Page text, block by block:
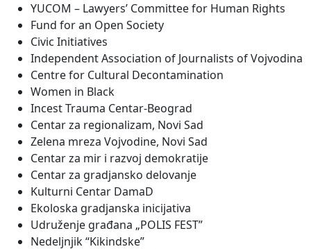
YUCOM – Lawyers’ Committee for Human Rights
Fund for an Open Society
Civic Initiatives
Independent Association of Journalists of Vojvodina
Centre for Cultural Decontamination
Women in Black
Incest Trauma Centar-Beograd
Centar za regionalizam, Novi Sad
Zelena mreza Vojvodine, Novi Sad
Centar za mir i razvoj demokratije
Centar za gradjansko delovanje
Kulturni Centar DamaD
Ekoloska gradjanska inicijativa
Udruženje građana „POLIS FEST”
Nedeljnjik “Kikindske”